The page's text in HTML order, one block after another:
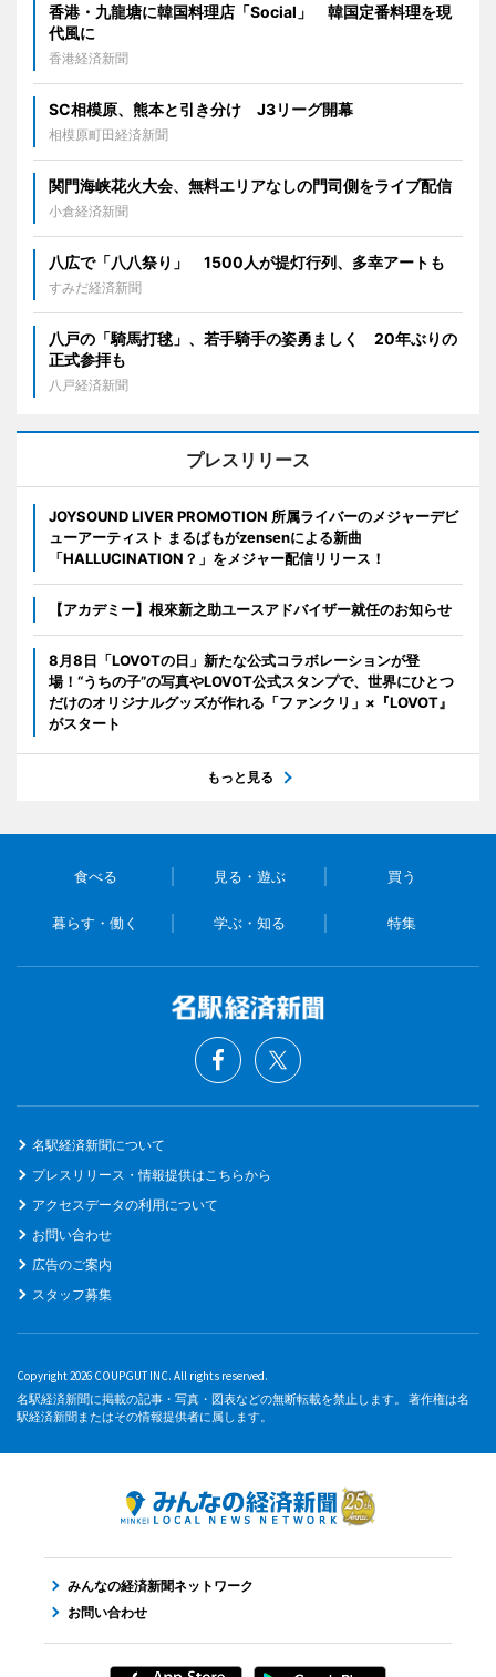
香港・九龍塘に韓国料理店「Social」 韓国定番料理を現
代風に
香港経済新聞
SC相模原、熊本と引き分け J3リーグ開幕
相模原町田経済新聞
関門海峡花火大会、無料エリアなしの門司側をライブ配信
小倉経済新聞
八広で「八八祭り」 1500人が提灯行列、多幸アートも
すみだ経済新聞
八戸の「騎馬打毬」、若手騎手の姿勇ましく 20年ぶりの
正式参拝も
八戸経済新聞
プレスリリース
JOYSOUND LIVER PROMOTION 所属ライバーのメジャーデビ
ューアーティスト まるぱもがzensenによる新曲
「HALLUCINATION？」をメジャー配信リリース！
【アカデミー】根來新之助ユースアドバイザー就任のお知らせ
8月8日「LOVOTの日」新たな公式コラボレーションが登
場！“うちの子”の写真やLOVOT公式スタンプで、世界にひとつ
だけのオリジナルグッズが作れる「ファンクリ」×『LOVOT』
がスタート
もっと見る
食べる 見る・遊ぶ 買う
暮らす・働く 学ぶ・知る 特集
名駅経済新聞について
プレスリリース・情報提供はこちらから
アクセスデータの利用について
お問い合わせ
広告のご案内
スタッフ募集
Copyright 2026 COUPGUT INC. All rights reserved.
名駅経済新聞に掲載の記事・写真・図表などの無断転載を禁止します。 著作権は名
駅経済新聞またはその情報提供者に属します。
みんなの経済新聞ネットワーク
お問い合わせ